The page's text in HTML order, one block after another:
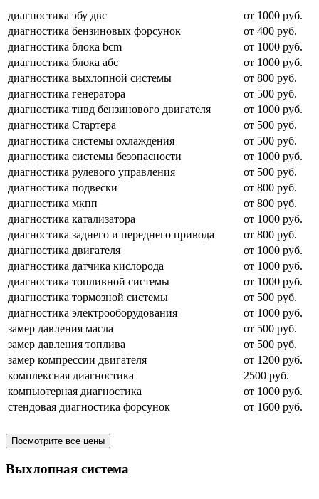
диагностика эбу двс
от 1000 руб.
диагностика бензиновых форсунок
от 400 руб.
диагностика блока bcm
от 1000 руб.
диагностика блока абс
от 1000 руб.
диагностика выхлопной системы
от 800 руб.
диагностика генератора
от 500 руб.
диагностика тнвд бензинового двигателя
от 1000 руб.
диагностика Стартера
от 500 руб.
диагностика системы охлаждения
от 500 руб.
диагностика системы безопасности
от 1000 руб.
диагностика рулевого управления
от 500 руб.
диагностика подвески
от 800 руб.
диагностика мкпп
от 800 руб.
диагностика катализатора
от 1000 руб.
диагностика заднего и переднего привода
от 800 руб.
диагностика двигателя
от 1000 руб.
диагностика датчика кислорода
от 1000 руб.
диагностика топливной системы
от 1000 руб.
диагностика тормозной системы
от 500 руб.
диагностика электрооборудования
от 1000 руб.
замер давления масла
от 500 руб.
замер давления топлива
от 500 руб.
замер компрессии двигателя
от 1200 руб.
комплексная диагностика
2500 руб.
компьютерная диагностика
от 1000 руб.
стендовая диагностика форсунок
от 1600 руб.
Посмотрите все цены
Выхлопная система